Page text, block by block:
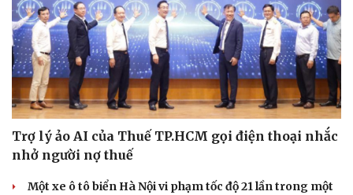
Văn hóa
Sân khấu - Điện ảnh
Văn học
Âm nhạc
Di sản
Giải trí
Nghệ sĩ
Thời trang
Sao Việt
Trợ lý ảo AI của Thuế TP.HCM gọi điện thoại nhắc
nhở người nợ thuế
Một xe ô tô biển Hà Nội vi phạm tốc độ 21 lần trong một